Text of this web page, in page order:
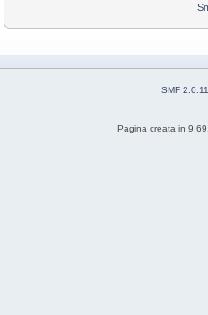
SMF 2.0.11
Pagina creata in